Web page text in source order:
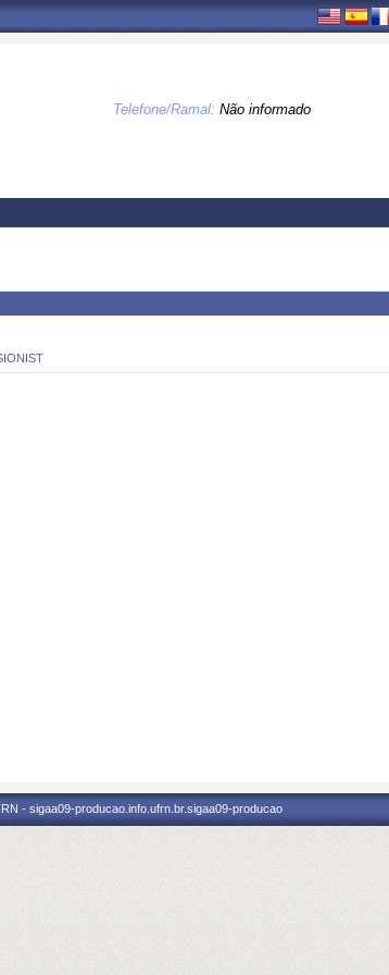
Telefone/Ramal: Não informado
- sigaa09-producao.info.ufrn.br.sigaa09-producao